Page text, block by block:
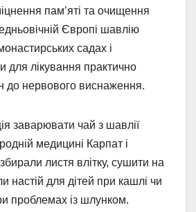
пам’яті та очищення
Європі шавлію
садах і
для лікування практично
до нервового виснаження.
заварювати чай з шавлії
медицині Карпат і
листя влітку, сушити на
настій для дітей при кашлі чи
проблемах із шлунком.